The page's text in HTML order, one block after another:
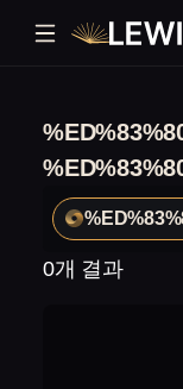
0개 결과